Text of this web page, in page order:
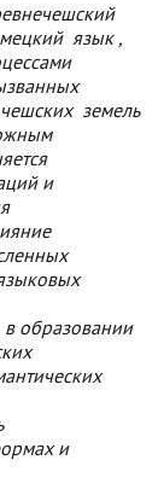
язык ,
чешских земель
и
в образовании
и